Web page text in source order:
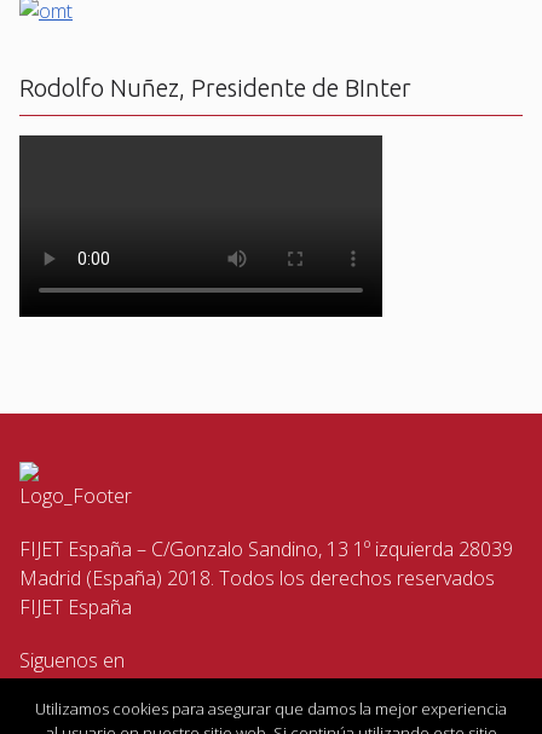
Rodolfo Nuñez, Presidente de BInter
FIJET España – C/Gonzalo Sandino, 13 1º izquierda 28039
Madrid (España) 2018. Todos los derechos reservados
FIJET España
Siguenos en
Utilizamos cookies para asegurar que damos la mejor experiencia